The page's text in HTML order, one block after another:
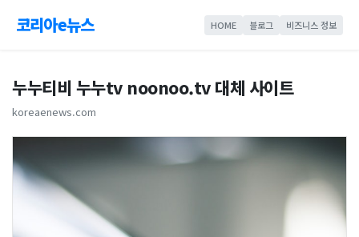
코리아e뉴스 HOME 블로그 비즈니스 정보
누누티비 누누tv noonoo.tv 대체 사이트
koreaenews.com